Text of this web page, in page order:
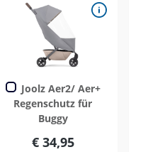
Joolz Aer2/ Aer+
Regenschutz für
Buggy
€ 34,95